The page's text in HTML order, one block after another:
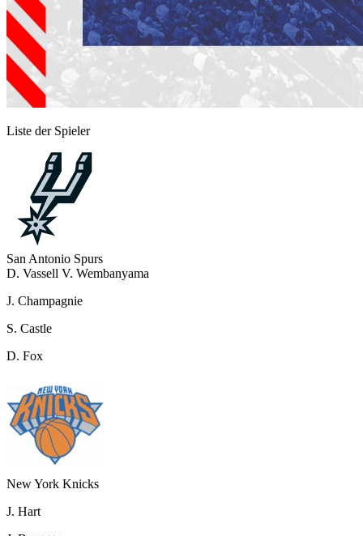
Liste der Spieler
San Antonio Spurs
D. Vassell V. Wembanyama
J. Champagnie
S. Castle
D. Fox
New York Knicks
J. Hart